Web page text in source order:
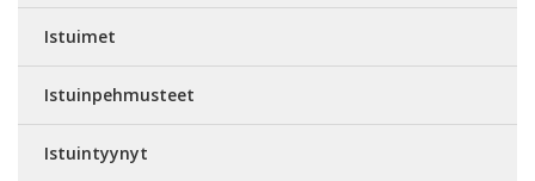
Istuimet
Istuinpehmusteet
Istuintyynyt